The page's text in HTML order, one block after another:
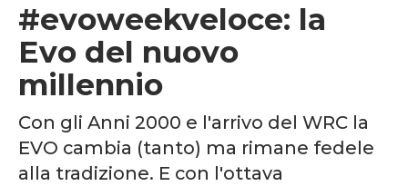
#evoweekveloce: la
Evo del nuovo
millennio
Con gli Anni 2000 e l'arrivo del WRC la
EVO cambia (tanto) ma rimane fedele
alla tradizione. E con l'ottava